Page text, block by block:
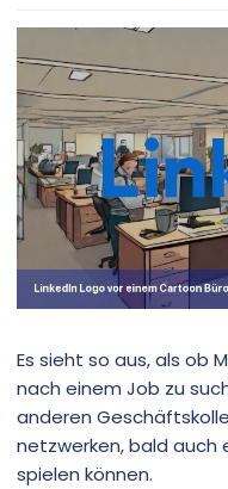
Es sieht so aus, als ob
nach einem Job zu
anderen
netzwerken, bald auch
spielen können.